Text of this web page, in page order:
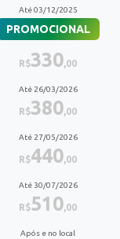
Até 03/12/2025
PROMOCIONAL
R$330,00
Até 26/03/2026
R$380,00
Até 27/05/2026
R$440,00
Até 30/07/2026
R$510,00
Após e no local